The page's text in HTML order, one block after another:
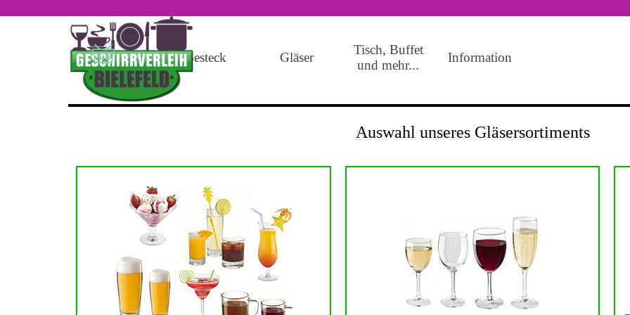
Menü überspringen
Geschirr Besteck Gläser
Tisch, Buffet
und mehr...
Information
Auswahl unseres Gläsersortiments